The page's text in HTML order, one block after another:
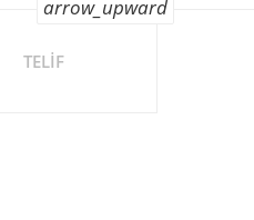
TELIF
arrow_upward